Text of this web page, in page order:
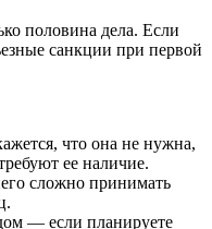
половина дела. Если
санкции при первой
что она не нужна,
ее наличие.
сложно принимать
— если планируете